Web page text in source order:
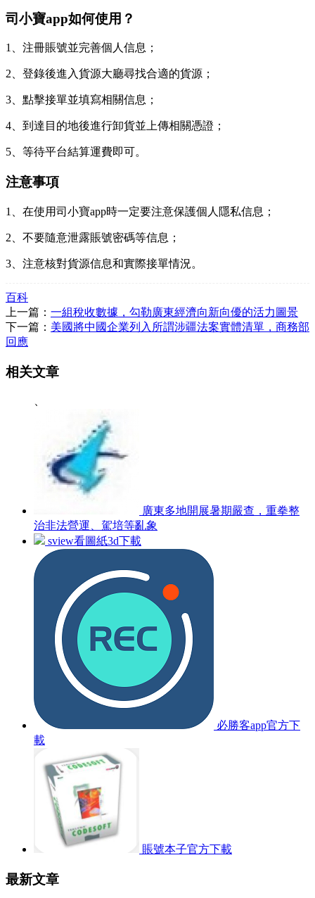
司小寶app如何使用？
1、注冊賬號並完善個人信息；
2、登錄後進入貨源大廳尋找合適的貨源；
3、點擊接單並填寫相關信息；
4、到達目的地後進行卸貨並上傳相關憑證；
5、等待平台結算運費即可。
注意事項
1、在使用司小寶app時一定要注意保護個人隱私信息；
2、不要隨意泄露賬號密碼等信息；
3、注意核對貨源信息和實際接單情況。
百科
上一篇： 一組稅收數據，勾勒廣東經濟向新向優的活力圖景
下一篇： 美國將中國企業列入所謂涉疆法案實體清單，商務部
回應
相关文章
廣東多地開展暑期嚴查，重拳整
治非法營運、駕培等亂象
sview看圖紙3d下載
必勝客app官方下
載
賬號本子官方下載
最新文章